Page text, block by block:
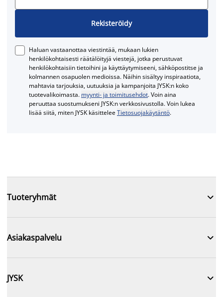
Rekisteröidy
Haluan vastaanottaa viestintää, mukaan lukien
henkilökohtaisesti räätälöityjä viestejä, jotka perustuvat
henkilökohtaisiin tietoihini ja käyttäytymiseeni, sähköpostitse ja
kolmannen osapuolen medioissa. Näihin sisältyy inspiraatiota,
mahtavia tarjouksia, uutuuksia ja kampanjoita JYSK:n koko
tuotevalikoimasta. myynti- ja toimitusehdot. Voin aina
peruuttaa suostumukseni JYSK:n verkkosivustolla. Voin lukea
lisää siitä, miten JYSK käsitteleeTietosuojakäytäntö.
Tuoteryhmät 
Asiakaspalvelu 
JYSK 